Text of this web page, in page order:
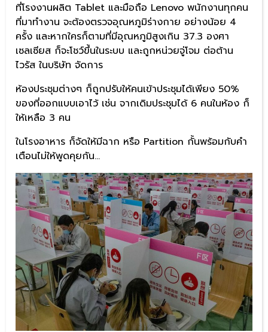
ที่โรงงานผลิต Tablet และมือถือ Lenovo พนักงานทุกคน
ที่มาทำงาน จะต้องตรวจอุณหภูมิร่างกาย อย่างน้อย 4
ครั้ง และหากใครก็ตามที่มีอุณหภูมิสูงเกิน 37.3 องศา
เซลเซียส ก็จะโชว์ขึ้นในระบบ และถูกหน่วยจู่โจม ต่อต้าน
ไวรัส ในบริษัท จัดการ
ห้องประชุมต่างๆ ก็ถูกปรับให้คนเข้าประชุมได้เพียง 50%
ของที่ออกแบบเอาไว้ เช่น จากเดิมประชุมได้ 6 คนในห้อง ก็
ให้เหลือ 3 คน
ในโรงอาหาร ก็จัดให้มีฉาก หรือ Partition กั้นพร้อมกับคำ
เตือนไม่ให้พูดคุยกัน…